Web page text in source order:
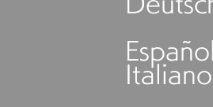
Italiano